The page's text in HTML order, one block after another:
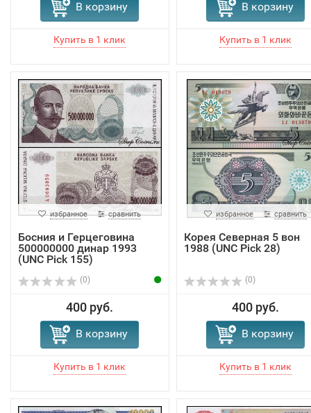
В корзину В корзину
избранное сравнить
Босния и Герцеговина
500000000 динар 1993
(UNC Pick 155)
(0)
400 руб.
В корзину
избранное сравнить
Корея Северная 5 вон
1988 (UNC Pick 28)
(0)
400 руб.
В корзину